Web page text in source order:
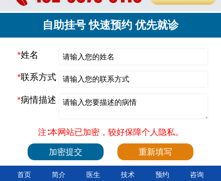
自助挂号 快速预约 优先就诊
*姓名
*联系方式
*病情描述
注∶本网站已加密，较好保障个人隐私。
首页 简介 医生 技术 预约 咨询